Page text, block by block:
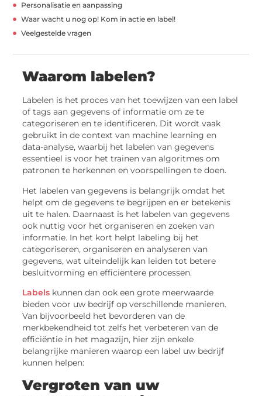
Personalisatie en aanpassing
Waar wacht u nog op! Kom in actie en label!
Veelgestelde vragen
Waarom labelen?
Labelen is het proces van het toewijzen van een label
of tags aan gegevens of informatie om ze te
categoriseren en te identificeren. Dit wordt vaak
gebruikt in de context van machine learning en
data-analyse, waarbij het labelen van gegevens
essentieel is voor het trainen van algoritmes om
patronen te herkennen en voorspellingen te doen.
Het labelen van gegevens is belangrijk omdat het
helpt om de gegevens te begrijpen en er betekenis
uit te halen. Daarnaast is het labelen van gegevens
ook nuttig voor het organiseren en zoeken van
informatie. In het kort helpt labeling bij het
categoriseren, organiseren en analyseren van
gegevens, wat uiteindelijk kan leiden tot betere
besluitvorming en efficiëntere processen.
Labels kunnen dan ook een grote meerwaarde
bieden voor uw bedrijf op verschillende manieren.
Van bijvoorbeeld het bevorderen van de
merkbekendheid tot zelfs het verbeteren van de
efficiëntie in het magazijn, hier zijn enkele
belangrijke manieren waarop een label uw bedrijf
kunnen helpen:
Vergroten van uw